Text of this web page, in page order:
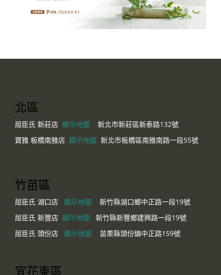
北區
屈臣氏 新莊店 顯示地圖 新北市新莊區新泰路132號
寶雅 板橋南雅店 顯示地圖 新北市板橋區南雅南路一段55號
竹苗區
屈臣氏 湖口店 顯示地圖 新竹縣湖口鄉中正路一段19號
屈臣氏 新豐店 顯示地圖 新竹縣新豐鄉建興路一段19號
屈臣氏 頭份店 顯示地圖 苗栗縣頭份鎮中正路159號
宜花東區